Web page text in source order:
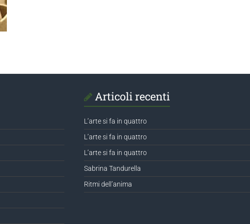
Articoli recenti
L’arte si fa in quattro
L’arte si fa in quattro
L’arte si fa in quattro
Sabrina Tandurella
Ritmi dell’anima